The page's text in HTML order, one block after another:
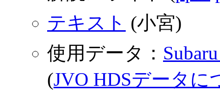
テキスト (小宮)
使用データ：
(JVO HDSデータに